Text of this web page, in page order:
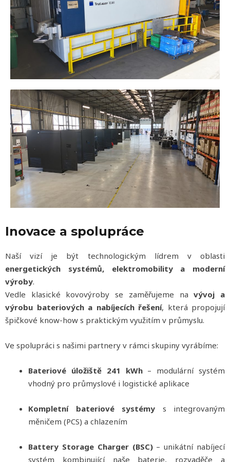
Inovace a spolupráce
Naší vizí je být technologickým lídrem v oblasti
energetických systémů, elektromobility a moderní
výroby.
Vedle klasické kovovýroby se zaměřujeme navývoj a
výrobu bateriových a nabíjecích řešení, která propojují
špičkové know-how s praktickým využitím v průmyslu.
Ve spolupráci s našimi partnery v rámci skupiny vyrábíme:
Bateriové úložiště 241 kWh– modulární systém
vhodný pro průmyslové i logistické aplikace
Kompletní bateriové systémy s integrovaným
měničem (PCS) a chlazením
Battery Storage Charger (BSC)– unikátní nabíjecí
systém kombinující naše baterie, rozvaděče a